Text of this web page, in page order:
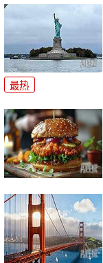
最热